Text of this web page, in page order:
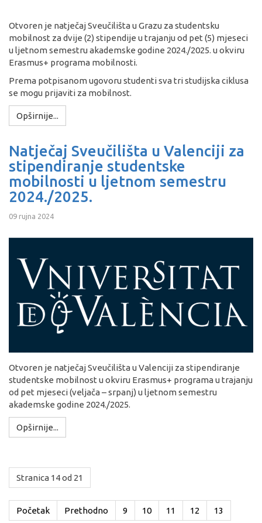
Otvoren je natječaj Sveučilišta u Grazu za studentsku
mobilnost za dvije (2) stipendije u trajanju od pet (5) mjeseci
u ljetnom semestru akademske godine 2024./2025. u okviru
Erasmus+ programa mobilnosti.
Prema potpisanom ugovoru studenti sva tri studijska ciklusa
se mogu prijaviti za mobilnost.
Opširnije...
Natječaj Sveučilišta u Valenciji za
stipendiranje studentske
mobilnosti u ljetnom semestru
2024./2025.
09 rujna 2024
Otvoren je natječaj Sveučilišta u Valenciji za stipendiranje
studentske mobilnost u okviru Erasmus+ programa u trajanju
od pet mjeseci (veljača – srpanj) u ljetnom semestru
akademske godine 2024./2025.
Opširnije...
Stranica 14 od 21
Početak Prethodno 9 10 11 12 13